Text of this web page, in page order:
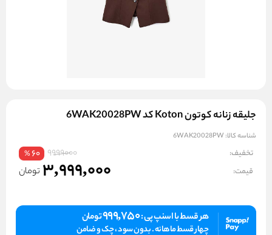
جلیقه زنانه کوتون Koton کد 6WAK20028PW
شناسه کالا: 6WAK20028PW
تخفیف: 9999000
60
%
قیمت: 3,999,000 تومان
هر قسط با اسنپ پی :999,750تومان
چهار قسط ماهانه . بدون سود ، چک و ضامن